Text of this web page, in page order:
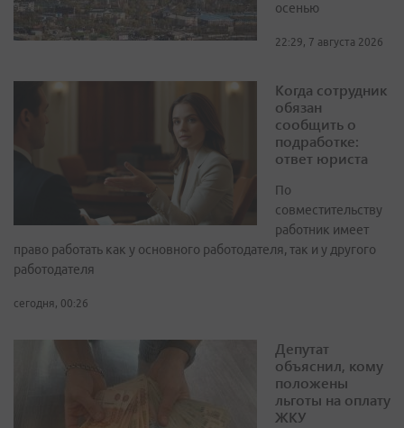
осенью
22:29, 7 августа 2026
Когда сотрудник
обязан
сообщить о
подработке:
ответ юриста
По
совместительству
работник имеет
право работать как у основного работодателя, так и у другого
работодателя
сегодня, 00:26
Депутат
объяснил, кому
положены
льготы на оплату
ЖКУ